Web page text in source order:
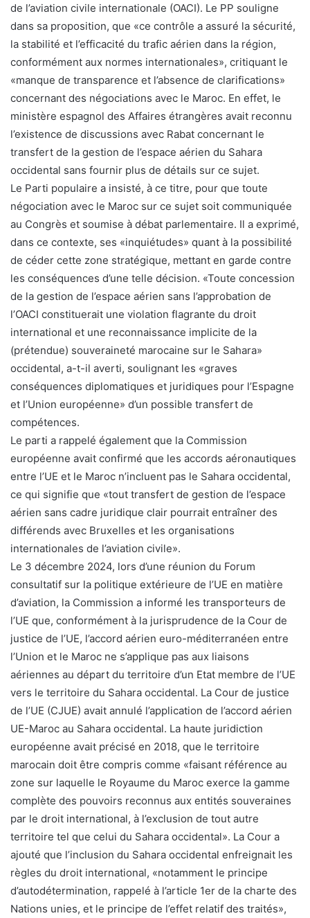
de l’aviation civile internationale (OACI). Le PP souligne
dans sa proposition, que «ce contrôle a assuré la sécurité,
la stabilité et l’efficacité du trafic aérien dans la région,
conformément aux normes internationales», critiquant le
«manque de transparence et l’absence de clarifications»
concernant des négociations avec le Maroc. En effet, le
ministère espagnol des Affaires étrangères avait reconnu
l’existence de discussions avec Rabat concernant le
transfert de la gestion de l’espace aérien du Sahara
occidental sans fournir plus de détails sur ce sujet.
Le Parti populaire a insisté, à ce titre, pour que toute
négociation avec le Maroc sur ce sujet soit communiquée
au Congrès et soumise à débat parlementaire. Il a exprimé,
dans ce contexte, ses «inquiétudes» quant à la possibilité
de céder cette zone stratégique, mettant en garde contre
les conséquences d’une telle décision. «Toute concession
de la gestion de l’espace aérien sans l’approbation de
l’OACI constituerait une violation flagrante du droit
international et une reconnaissance implicite de la
(prétendue) souveraineté marocaine sur le Sahara»
occidental, a-t-il averti, soulignant les «graves
conséquences diplomatiques et juridiques pour l’Espagne
et l’Union européenne» d’un possible transfert de
compétences.
Le parti a rappelé également que la Commission
européenne avait confirmé que les accords aéronautiques
entre l’UE et le Maroc n’incluent pas le Sahara occidental,
ce qui signifie que «tout transfert de gestion de l’espace
aérien sans cadre juridique clair pourrait entraîner des
différends avec Bruxelles et les organisations
internationales de l’aviation civile».
Le 3 décembre 2024, lors d’une réunion du Forum
consultatif sur la politique extérieure de l’UE en matière
d’aviation, la Commission a informé les transporteurs de
l’UE que, conformément à la jurisprudence de la Cour de
justice de l’UE, l’accord aérien euro-méditerranéen entre
l’Union et le Maroc ne s’applique pas aux liaisons
aériennes au départ du territoire d’un Etat membre de l’UE
vers le territoire du Sahara occidental. La Cour de justice
de l’UE (CJUE) avait annulé l’application de l’accord aérien
UE-Maroc au Sahara occidental. La haute juridiction
européenne avait précisé en 2018, que le territoire
marocain doit être compris comme «faisant référence au
zone sur laquelle le Royaume du Maroc exerce la gamme
complète des pouvoirs reconnus aux entités souveraines
par le droit international, à l’exclusion de tout autre
territoire tel que celui du Sahara occidental». La Cour a
ajouté que l’inclusion du Sahara occidental enfreignait les
règles du droit international, «notamment le principe
d’autodétermination, rappelé à l’article 1er de la charte des
Nations unies, et le principe de l’effet relatif des traités»,